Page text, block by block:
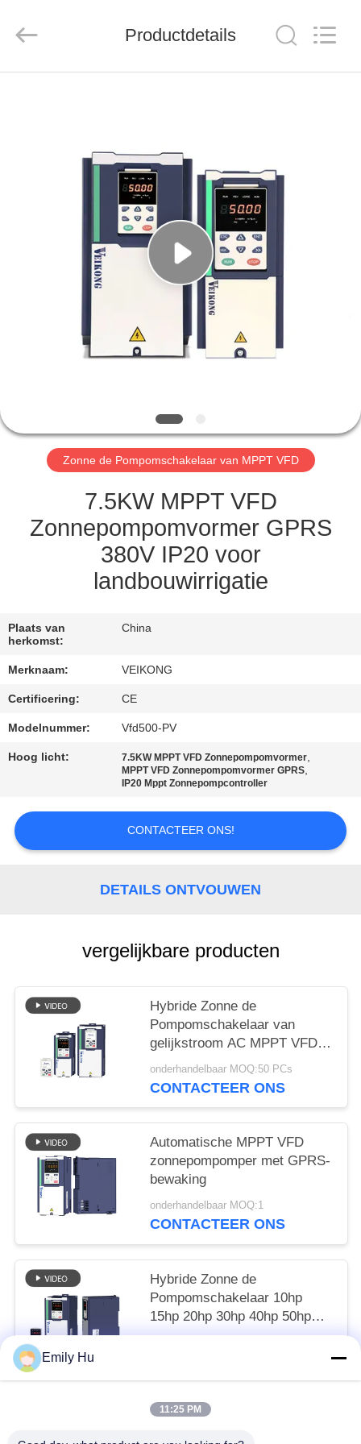
ONGEVEER
FABRIEKSREIS
KWALITEITSCONTROLE
CONTACTEER
NIEUWS
VERZOEK
OM EEN
SITEMAP
PRIVACYBELEID
Ltd..
Productdetails
Zonne de Pompomschakelaar van MPPT VFD
7.5KW MPPT VFD
Zonnepompomvormer GPRS
380V IP20 voor
landbouwirrigatie
Plaats van
herkomst:
China
Merknaam: VEIKONG
Certificering: CE
Modelnummer: Vfd500-PV
Hoog licht: 7.5KW MPPT VFD Zonnepompomvormer,
MPPT VFD Zonnepompomvormer GPRS,
IP20 Mppt Zonnepompcontroller
CONTACTEER ONS!
DETAILS ONTVOUWEN
vergelijkbare producten
Hybride Zonne de
Pompomschakelaar van
gelijkstroom AC MPPT VFD
met GPRS-Controle
onderhandelbaar MOQ:50 PCs
CONTACTEER ONS
Automatische MPPT VFD
zonnepompomper met GPRS-
bewaking
onderhandelbaar MOQ:1
CONTACTEER ONS
Hybride Zonne de
Pompomschakelaar 10hp
15hp 20hp 30hp 40hp 50hp
van MPPT VFD
Emily Hu
11:25 PM